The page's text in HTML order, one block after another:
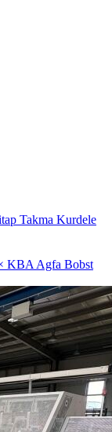
Takma Kurdele
KBA Agfa Bobst